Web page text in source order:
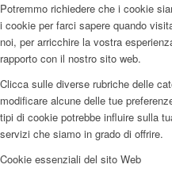
Potremmo richiedere che i cookie
i cookie per farci sapere quando
noi, per arricchire la vostra
rapporto con il nostro sito web.
Clicca sulle diverse rubriche delle
modificare alcune delle tue
tipi di cookie potrebbe influire sulla
servizi che siamo in grado di offrire.
Cookie essenziali del sito Web